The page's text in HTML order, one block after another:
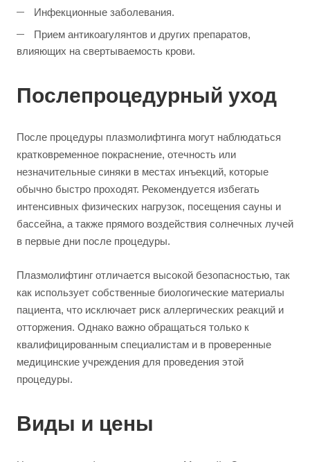
Инфекционные заболевания.
Прием антикоагулянтов и других препаратов,
влияющих на свертываемость крови.
Послепроцедурный уход
После процедуры плазмолифтинга могут наблюдаться
кратковременное покраснение, отечность или
незначительные синяки в местах инъекций, которые
обычно быстро проходят. Рекомендуется избегать
интенсивных физических нагрузок, посещения сауны и
бассейна, а также прямого воздействия солнечных лучей
в первые дни после процедуры.
Плазмолифтинг отличается высокой безопасностью, так
как использует собственные биологические материалы
пациента, что исключает риск аллергических реакций и
отторжения. Однако важно обращаться только к
квалифицированным специалистам и в проверенные
медицинские учреждения для проведения этой
процедуры.
Виды и цены